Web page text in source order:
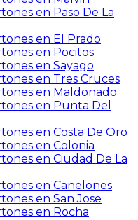
en Paso De La
en El Prado
en Pocitos
en Sayago
en Tres Cruces
en Maldonado
en Punta Del
en Costa De Oro
en Colonia
en Ciudad De La
en Canelones
en San Jose
en Rocha